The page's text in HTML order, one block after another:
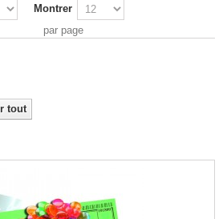
Montrer
par page
tout